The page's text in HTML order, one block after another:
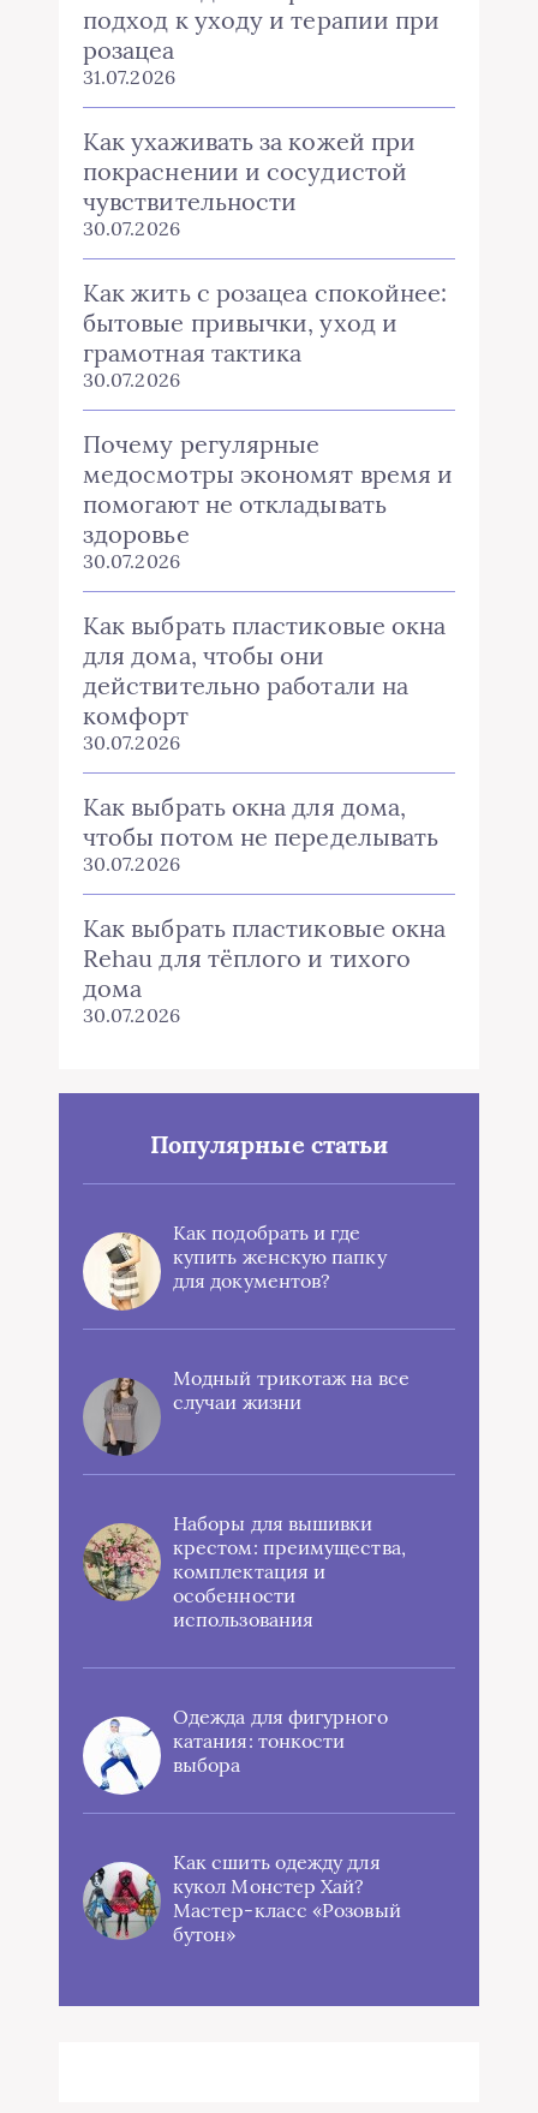
подход к уходу и терапии при
розацеа
31.07.2026
Как ухаживать за кожей при
покраснении и сосудистой
чувствительности
30.07.2026
Как жить с розацеа спокойнее:
бытовые привычки, уход и
грамотная тактика
30.07.2026
Почему регулярные
медосмотры экономят время и
помогают не откладывать
здоровье
30.07.2026
Как выбрать пластиковые окна
для дома, чтобы они
действительно работали на
комфорт
30.07.2026
Как выбрать окна для дома,
чтобы потом не переделывать
30.07.2026
Как выбрать пластиковые окна
Rehau для тёплого и тихого
дома
30.07.2026
Популярные статьи
Как подобрать и где
купить женскую папку
для документов?
Модный трикотаж на все
случаи жизни
Наборы для вышивки
крестом: преимущества,
комплектация и
особенности
использования
Одежда для фигурного
катания: тонкости
выбора
Как сшить одежду для
кукол Монстер Хай?
Мастер-класс «Розовый
бутон»